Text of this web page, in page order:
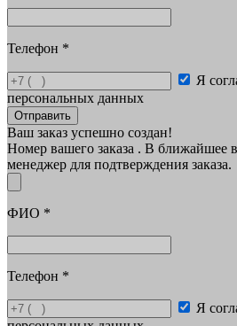
Телефон *
Я
персональных данных
Отправить
Ваш заказ успешно создан!
Номер вашего заказа . В ближайшее
менеджер для подтверждения заказа.
ФИО *
Телефон *
Я